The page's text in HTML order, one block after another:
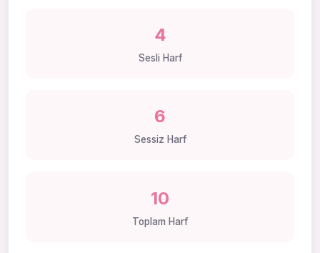
4
Sesli Harf
6
Sessiz Harf
10
Toplam Harf